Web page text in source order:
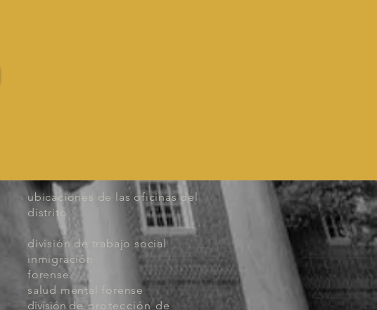
ubicaciones de las oficinas del
distrito
división de trabajo social
inmigración
forense
salud mental forense
división de protección de